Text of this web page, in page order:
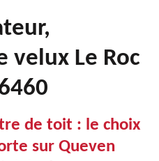
velux Le Roc
de toit : le choix
sur Queven